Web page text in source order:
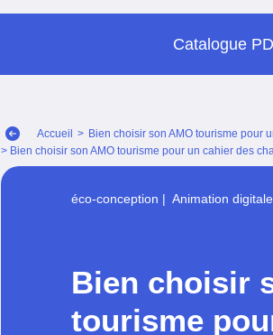
Catalogue
Accueil > Bien choisir son AMO tourisme pour
> Bien choisir son AMO tourisme pour un cahier des
éco-conception | Animation digitale
Bien choisir
tourisme